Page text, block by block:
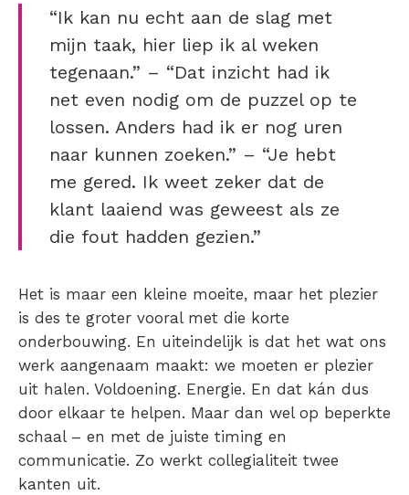
“Ik kan nu echt aan de slag met
mijn taak, hier liep ik al weken
tegenaan.” – “Dat inzicht had ik
net even nodig om de puzzel op te
lossen. Anders had ik er nog uren
naar kunnen zoeken.” – “Je hebt
me gered. Ik weet zeker dat de
klant laaiend was geweest als ze
die fout hadden gezien.”
Het is maar een kleine moeite, maar het plezier
is des te groter vooral met die korte
onderbouwing. En uiteindelijk is dat het wat ons
werk aangenaam maakt: we moeten er plezier
uit halen. Voldoening. Energie. En dat kán dus
door elkaar te helpen. Maar dan wel op beperkte
schaal – en met de juiste timing en
communicatie. Zo werkt collegialiteit twee
kanten uit.